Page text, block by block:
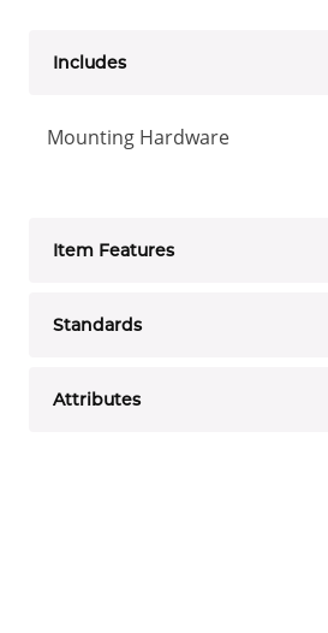
Includes
Mounting Hardware
Item Features
Standards
Attributes